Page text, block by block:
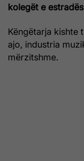
kolegët e
Këngëtarja kishte
ajo, industria
mërzitshme.